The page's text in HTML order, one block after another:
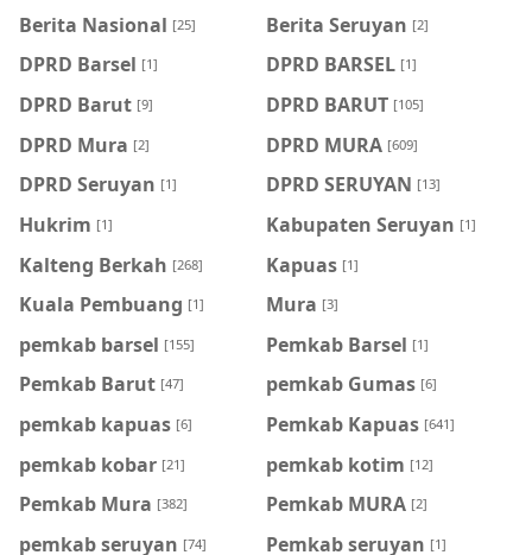
Berita Nasional [25] Berita Seruyan [2]
DPRD Barsel [1] DPRD BARSEL [1]
DPRD Barut [9] DPRD BARUT [105]
DPRD Mura [2] DPRD MURA [609]
DPRD Seruyan [1] DPRD SERUYAN [13]
Hukrim [1] Kabupaten Seruyan [1]
Kalteng Berkah [268] Kapuas [1]
Kuala Pembuang [1] Mura [3]
pemkab barsel [155] Pemkab Barsel [1]
Pemkab Barut [47] pemkab Gumas [6]
pemkab kapuas [6] Pemkab Kapuas [641]
pemkab kobar [21] pemkab kotim [12]
Pemkab Mura [382] Pemkab MURA [2]
pemkab seruyan [74] Pemkab seruyan [1]